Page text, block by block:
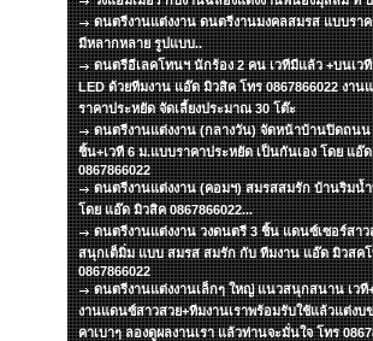
ดนตรีงานแต่งงาน ดนตรีงานมงคลสมรส แบบรา
มีหลากหลาย รูปแบบ..
ดนตรีอีเลคโทนฯ นักร้อง 2 คน เวทีมีแล้ว +บนเว
LED ด้วยทีมงาน แอ๊ด มิวสิค โทร 0867866022 งาน
ราคาประหยัด จัดเลี้ยงประมาณ 30 โต๊ะ
ดนตรีงานแต่งงาน (กลางวัน) จัดหน้าบ้านปิดถน
ชิ้น+เวที 6 ม.แบบราคาประหยัด เป็นกันเอง โดย แอ๊
0867866022
ดนตรีงานแต่งงาน (คอมฯ) สมรสสมรัก บ้านริมน้ำ
โดย แอ๊ด มิวสิค 0867866022...
ดนตรีงานแต่งงาน วงดนตรี 3 ชิ้น แดนซ์เซอร์สา
สนุกเต็มิ่ม แบบ สมรส สมรัก กับ ทีมงาน แอ๊ด มิวสค
0867866022
ดนตรีงานแต่งงานเล็กๆ ใหญ่ แนวสนุกสนาน เวที
งานแดนซ์สาวสวย+ทีมงานเราพร้อมรับใช้แล้วแต่งบ
คาเบาๆ ลองดูผลงานเรา แล้วท่านจะมั่นใจ โทร